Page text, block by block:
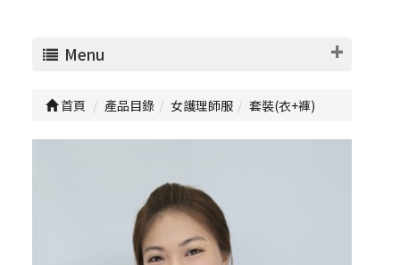
Menu
首頁 產品目錄 女護理師服 套裝(衣+褲)